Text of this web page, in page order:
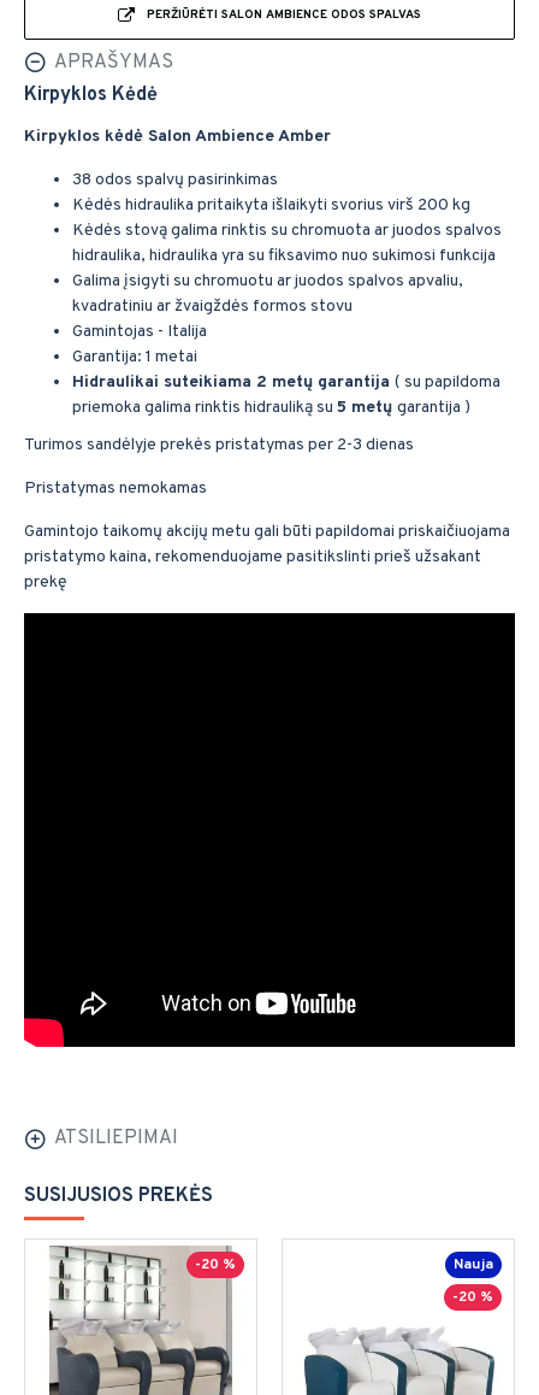
PERŽIŪRĖTI SALON AMBIENCE ODOS SPALVAS
APRAŠYMAS
Kirpyklos Kėdė
Kirpyklos kėdė Salon Ambience Amber
38 odos spalvų pasirinkimas
Kėdės hidraulika pritaikyta išlaikyti svorius virš 200 kg
Kėdės stovą galima rinktis su chromuota ar juodos spalvos
hidraulika, hidraulika yra su fiksavimo nuo sukimosi funkcija
Galima įsigyti su chromuotu ar juodos spalvos apvaliu,
kvadratiniu ar žvaigždės formos stovu
Gamintojas - Italija
Garantija: 1 metai
Hidraulikai suteikiama 2 metų garantija ( su papildoma
priemoka galima rinktis hidrauliką su 5 metų garantija )
Turimos sandėlyje prekės pristatymas per 2-3 dienas
Pristatymas nemokamas
Gamintojo taikomų akcijų metu gali būti papildomai priskaičiuojama
pristatymo kaina, rekomenduojame pasitikslinti prieš užsakant
prekę
ATSILIEPIMAI
SUSIJUSIOS PREKĖS
-20 %
Nauja
-20 %